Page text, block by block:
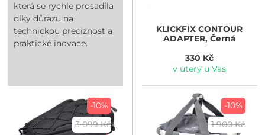
která se rychle prosadila
díky důrazu na
technickou preciznost a
praktické inovace.
KLICKFIX CONTOUR
ADAPTER, Černá
330 Kč
v úterý u Vás
-10%
3 099 Kč
-10%
1 900 Kč